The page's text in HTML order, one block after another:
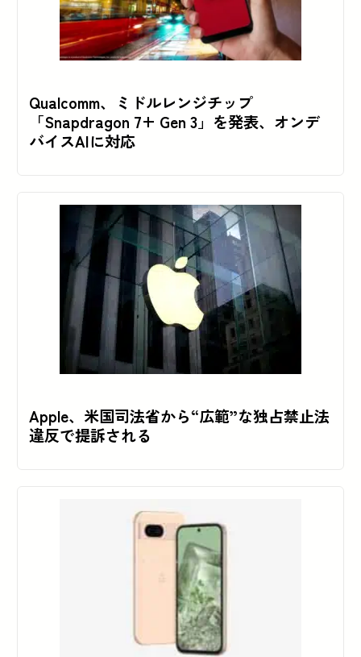
Qualcomm、ミドルレンジチップ
「Snapdragon 7+ Gen 3」を発表、オンデ
バイスAIに対応
Apple、米国司法省から“広範”な独占禁止法
違反で提訴される